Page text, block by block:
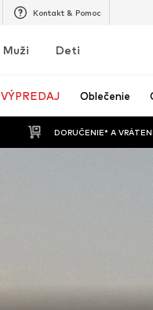
Kontakt & Pomoc
Muži Deti
VÝPREDAJ Oblečenie
DORUČENIE* A